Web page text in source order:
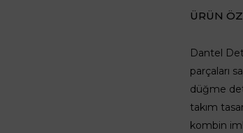
ÜRÜN
Dantel
parçaları
düğme
takım
kombin